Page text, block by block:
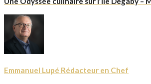
Emmanuel Lupé Rédacteur en Chef